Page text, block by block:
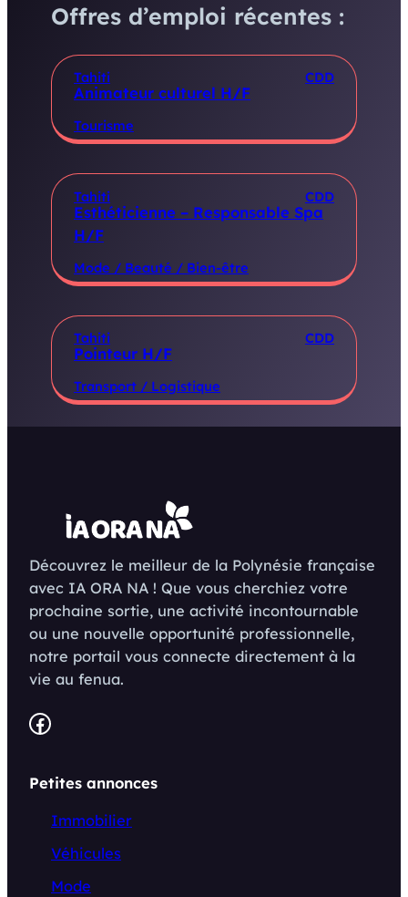
Offres d’emploi récentes :
Tahiti CDD
Animateur culturel H/F
Tourisme
Tahiti CDD
Esthéticienne – Responsable Spa
H/F
Mode / Beauté / Bien-être
Tahiti CDD
Pointeur H/F
Transport / Logistique
Découvrez le meilleur de la Polynésie française
avec IA ORA NA ! Que vous cherchiez votre
prochaine sortie, une activité incontournable
ou une nouvelle opportunité professionnelle,
notre portail vous connecte directement à la
vie au fenua.
Facebook
Petites annonces
Immobilier
Véhicules
Mode